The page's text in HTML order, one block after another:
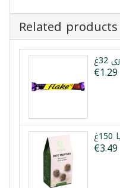
Related products
€1.29
€3.49